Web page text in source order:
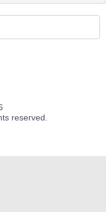
reserved.